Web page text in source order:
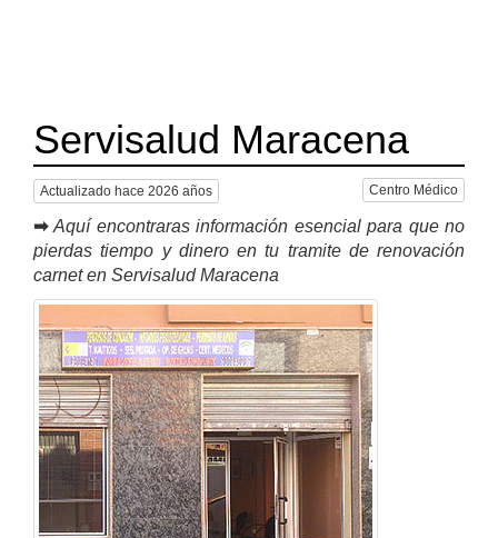
Servisalud Maracena
Actualizado hace 2026 años Centro Médico
➡ Aquí encontraras información esencial para que no
pierdas tiempo y dinero en tu tramite de renovación
carnet en Servisalud Maracena